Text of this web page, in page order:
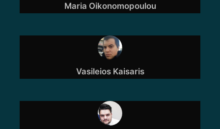
Maria Oikonomopoulou
Vasileios Kaisaris